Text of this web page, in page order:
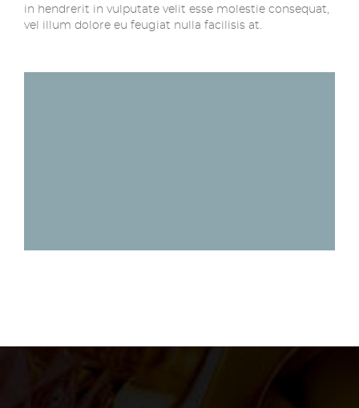
in hendrerit in vulputate velit esse molestie consequat,
vel illum dolore eu feugiat nulla facilisis at.